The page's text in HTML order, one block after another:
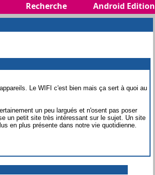
Recherche Android Edition
Le WIFI c'est bien mais ça sert à quoi au
un peu largués et n'osent pas poser
un petit site très intéressant sur le sujet. Un site
en plus présente dans notre vie quotidienne.